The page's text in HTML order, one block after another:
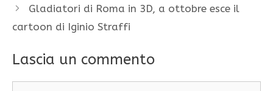
Gladiatori di Roma in 3D, a ottobre esce il
cartoon di Iginio Straffi
Lascia un commento